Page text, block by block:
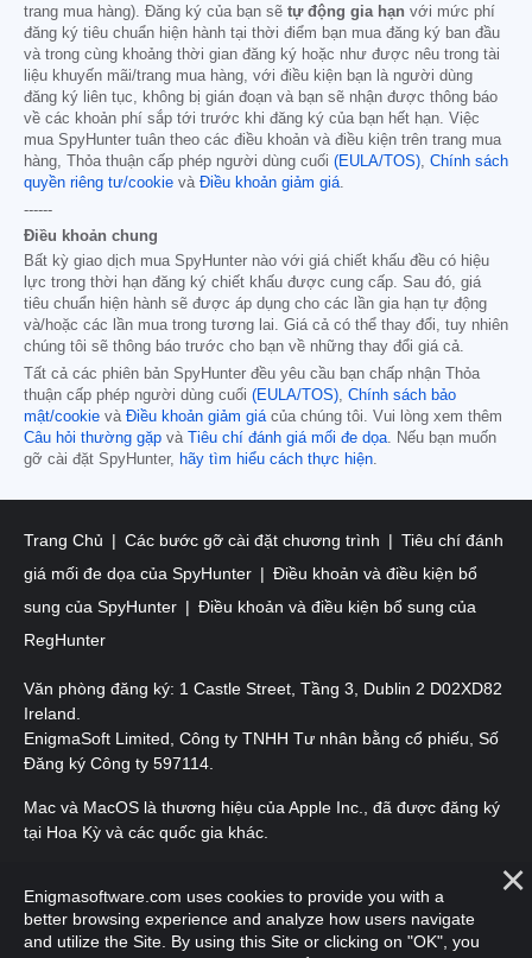
trang mua hàng). Đăng ký của bạn sẽ tự động gia hạn với mức phí
đăng ký tiêu chuẩn hiện hành tại thời điểm bạn mua đăng ký ban đầu
và trong cùng khoảng thời gian đăng ký hoặc như được nêu trong tài
liệu khuyến mãi/trang mua hàng, với điều kiện bạn là người dùng
đăng ký liên tục, không bị gián đoạn và bạn sẽ nhận được thông báo
về các khoản phí sắp tới trước khi đăng ký của bạn hết hạn. Việc
mua SpyHunter tuân theo các điều khoản và điều kiện trên trang mua
hàng, Thỏa thuận cấp phép người dùng cuối (EULA/TOS), Chính sách
quyền riêng tư/cookie và Điều khoản giảm giá.
------
Điều khoản chung
Bất kỳ giao dịch mua SpyHunter nào với giá chiết khấu đều có hiệu
lực trong thời hạn đăng ký chiết khấu được cung cấp. Sau đó, giá
tiêu chuẩn hiện hành sẽ được áp dụng cho các lần gia hạn tự động
và/hoặc các lần mua trong tương lai. Giá cả có thể thay đổi, tuy nhiên
chúng tôi sẽ thông báo trước cho bạn về những thay đổi giá cả.
Tất cả các phiên bản SpyHunter đều yêu cầu bạn chấp nhận Thỏa
thuận cấp phép người dùng cuối (EULA/TOS), Chính sách bảo
mật/cookie và Điều khoản giảm giácủa chúng tôi. Vui lòng xem thêm
Câu hỏi thường gặp và Tiêu chí đánh giá mối đe dọa. Nếu bạn muốn
gỡ cài đặt SpyHunter, hãy tìm hiểu cách thực hiện.
Trang Chủ Các bước gỡ cài đặt chương trình
Tiêu chí đánh
giá mối đe dọa của SpyHunter
Điều khoản và điều kiện bổ
sung của SpyHunter
Điều khoản và điều kiện bổ sung của
RegHunter
Văn phòng đăng ký: 1 Castle Street, Tầng 3, Dublin 2 D02XD82
Ireland.
EnigmaSoft Limited, Công ty TNHH Tư nhân bằng cổ phiếu, Số
Đăng ký Công ty 597114.
Mac và MacOS là thương hiệu của Apple Inc., đã được đăng ký
tại Hoa Kỳ và các quốc gia khác.
lưu.
Enigmasoftware.com uses cookies to provide you with a
better browsing experience and analyze how users navigate
and utilize the Site. By using this Site or clicking on "OK", you